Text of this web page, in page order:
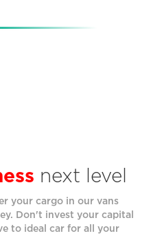
next level
your cargo in our vans
Don't invest your capital
to ideal car for all your